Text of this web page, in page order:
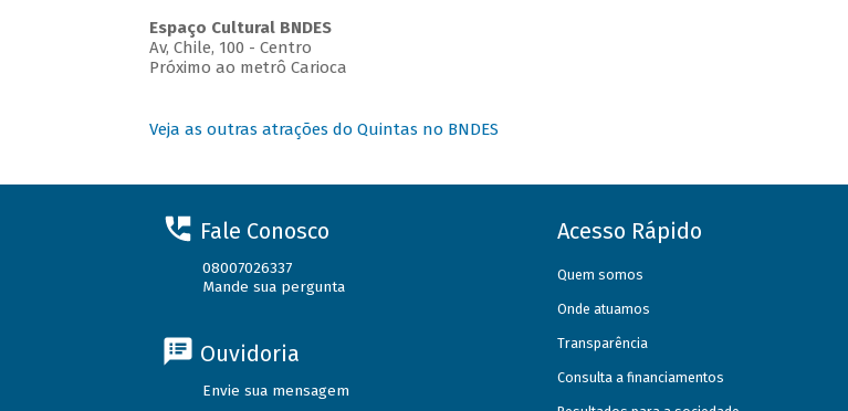
Espaço Cultural BNDES
Av, Chile, 100 - Centro
Próximo ao metrô Carioca
Veja as outras atrações do Quintas no BNDES
Fale Conosco
08007026337
Mande sua pergunta
Ouvidoria
Envie sua mensagem
Acesso Rápido
Quem somos
Onde atuamos
Transparência
Consulta a financiamentos